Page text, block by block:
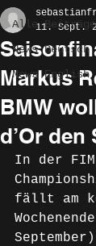
Alle Beiträge
News Deutsch
News English
Markus
BMW
d’Or den
11. Sept.
In der FIM
fällt am